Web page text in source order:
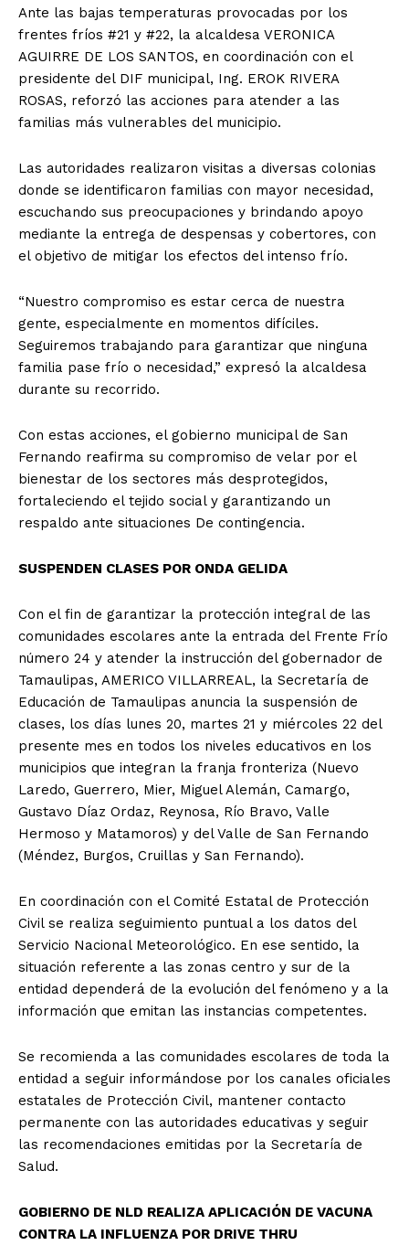
Ante las bajas temperaturas provocadas por los
frentes fríos #21 y #22, la alcaldesa VERONICA
AGUIRRE DE LOS SANTOS, en coordinación con el
presidente del DIF municipal, Ing. EROK RIVERA
ROSAS, reforzó las acciones para atender a las
familias más vulnerables del municipio.
Las autoridades realizaron visitas a diversas colonias
donde se identificaron familias con mayor necesidad,
escuchando sus preocupaciones y brindando apoyo
mediante la entrega de despensas y cobertores, con
el objetivo de mitigar los efectos del intenso frío.
“Nuestro compromiso es estar cerca de nuestra
gente, especialmente en momentos difíciles.
Seguiremos trabajando para garantizar que ninguna
familia pase frío o necesidad,” expresó la alcaldesa
durante su recorrido.
Con estas acciones, el gobierno municipal de San
Fernando reafirma su compromiso de velar por el
bienestar de los sectores más desprotegidos,
fortaleciendo el tejido social y garantizando un
respaldo ante situaciones De contingencia.
SUSPENDEN CLASES POR ONDA GELIDA
Con el fin de garantizar la protección integral de las
comunidades escolares ante la entrada del Frente Frío
número 24 y atender la instrucción del gobernador de
Tamaulipas, AMERICO VILLARREAL, la Secretaría de
Educación de Tamaulipas anuncia la suspensión de
clases, los días lunes 20, martes 21 y miércoles 22 del
presente mes en todos los niveles educativos en los
municipios que integran la franja fronteriza (Nuevo
Laredo, Guerrero, Mier, Miguel Alemán, Camargo,
Gustavo Díaz Ordaz, Reynosa, Río Bravo, Valle
Hermoso y Matamoros) y del Valle de San Fernando
(Méndez, Burgos, Cruillas y San Fernando).
En coordinación con el Comité Estatal de Protección
Civil se realiza seguimiento puntual a los datos del
Servicio Nacional Meteorológico. En ese sentido, la
situación referente a las zonas centro y sur de la
entidad dependerá de la evolución del fenómeno y a la
información que emitan las instancias competentes.
Se recomienda a las comunidades escolares de toda la
entidad a seguir informándose por los canales oficiales
estatales de Protección Civil, mantener contacto
permanente con las autoridades educativas y seguir
las recomendaciones emitidas por la Secretaría de
Salud.
GOBIERNO DE NLD REALIZA APLICACIÓN DE VACUNA
CONTRA LA INFLUENZA POR DRIVE THRU